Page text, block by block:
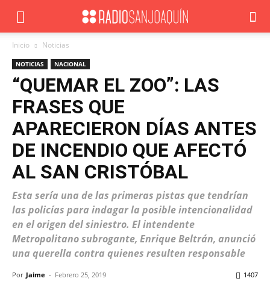
Inicio Noticias
NOTICIAS NACIONAL
“QUEMAR EL ZOO”: LAS
FRASES QUE
APARECIERON DÍAS ANTES
DE INCENDIO QUE AFECTÓ
AL SAN CRISTÓBAL
Esta sería una de las primeras pistas que tendrían
las policías para indagar la posible intencionalidad
en el origen del siniestro. El intendente
Metropolitano subrogante, Enrique Beltrán, anunció
una querella contra quienes resulten responsable
Por Jaime - Febrero 25, 2019 1407